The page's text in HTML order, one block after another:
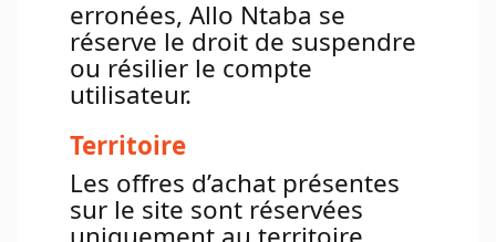
erronées, Allo Ntaba se
réserve le droit de suspendre
ou résilier le compte
utilisateur.
Territoire
Les offres d’achat présentes
sur le site sont réservées